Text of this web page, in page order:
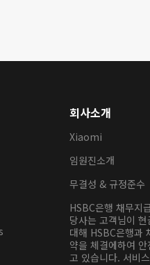
회사소개
Xiaomi
임원진소개
무결성 & 규정준수
HSBC은행 채무
당사는 고객님이
대해 HSBC은행과
약을 체결에하여
고 있습니다. 서비